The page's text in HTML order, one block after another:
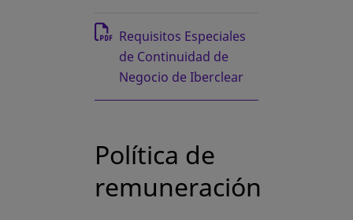
Requisitos Especiales
de Continuidad de
Negocio de Iberclear
se abre en una pestaña nueva
Política de
remuneración